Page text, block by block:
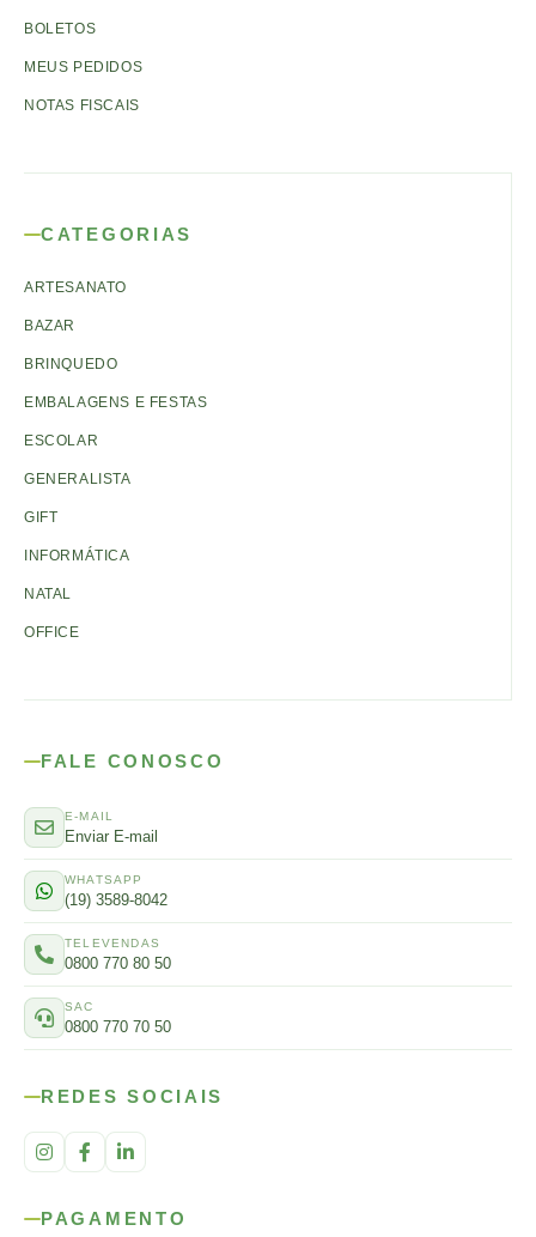
BOLETOS
MEUS PEDIDOS
NOTAS FISCAIS
CATEGORIAS
ARTESANATO
BAZAR
BRINQUEDO
EMBALAGENS E FESTAS
ESCOLAR
GENERALISTA
GIFT
INFORMÁTICA
NATAL
OFFICE
FALE CONOSCO
E-MAIL
Enviar E-mail
WHATSAPP
(19) 3589-8042
TELEVENDAS
0800 770 80 50
SAC
0800 770 70 50
REDES SOCIAIS
PAGAMENTO